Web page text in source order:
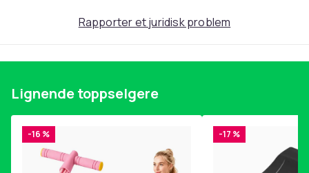
Rapporter et juridisk problem
Lignende toppselgere
-16 % -17 %